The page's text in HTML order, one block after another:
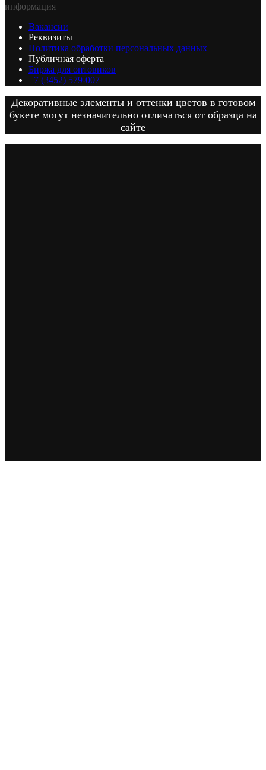
информация
Вакансии
Реквизиты
Политика обработки персональных данных
Публичная оферта
Биржа для оптовиков
+7 (3452) 579-007
Декоративные элементы и оттенки цветов в готовом
букете могут незначительно отличаться от образца на
сайте